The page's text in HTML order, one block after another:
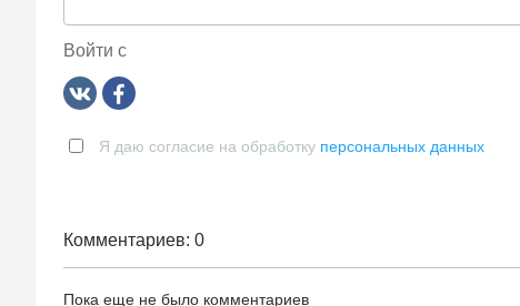
Войти с
Я даю согласие на обработку персональных данных
Комментариев: 0
Пока еще не было комментариев